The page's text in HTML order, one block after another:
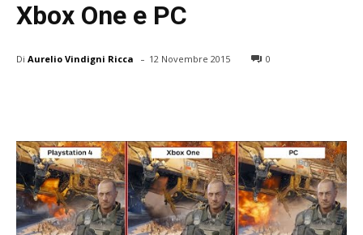
Xbox One e PC
Di Aurelio Vindigni Ricca - 12 Novembre 2015 0